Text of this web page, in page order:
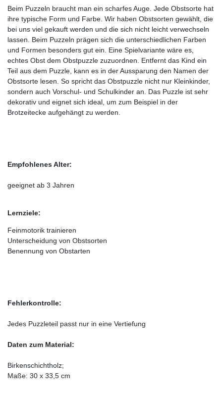
Beim Puzzeln braucht man ein scharfes Auge. Jede Obstsorte hat
ihre typische Form und Farbe. Wir haben Obstsorten gewählt, die
bei uns viel gekauft werden und die sich nicht leicht verwechseln
lassen. Beim Puzzeln prägen sich die unterschiedlichen Farben
und Formen besonders gut ein. Eine Spielvariante wäre es,
echtes Obst dem Obstpuzzle zuzuordnen. Entfernt das Kind ein
Teil aus dem Puzzle, kann es in der Aussparung den Namen der
Obstsorte lesen. So spricht das Obstpuzzle nicht nur Kleinkinder,
sondern auch Vorschul- und Schulkinder an. Das Puzzle ist sehr
dekorativ und eignet sich ideal, um zum Beispiel in der
Brotzeitecke aufgehängt zu werden.
Empfohlenes Alter:
geeignet ab 3 Jahren
Lernziele:
Feinmotorik trainieren
Unterscheidung von Obstsorten
Benennung von Obstarten
Fehlerkontrolle:
Jedes Puzzleteil passt nur in eine Vertiefung
Daten zum Material:
Birkenschichtholz;
Maße: 30 x 33,5 cm